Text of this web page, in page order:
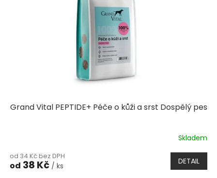
Grand Vital PEPTIDE+ Péče o kůži a srst Dospělý pes
Skladem
od 34 Kč bez DPH
od 38 Kč / ks DETAIL